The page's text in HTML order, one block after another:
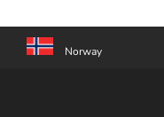
Norway